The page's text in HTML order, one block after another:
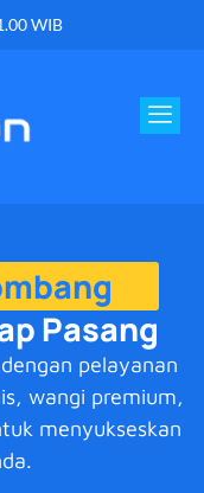
WIB
Pasang
pelayanan
wangi premium,
menyukseskan